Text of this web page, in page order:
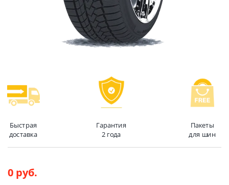
Быстрая
доставка
Гарантия
2 года
Пакеты
для шин
0 руб.